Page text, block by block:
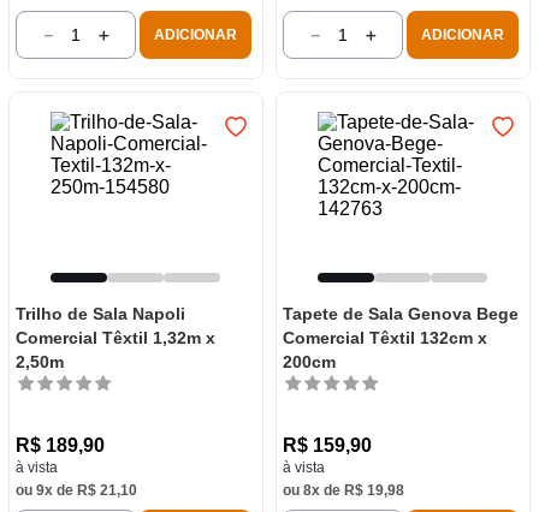
＋
－ ADICIONAR ＋
－ ADICIONAR
Trilho de Sala Napoli
Comercial Têxtil 1,32m x
2,50m
R$ 189,90
à vista
ou 9x de R$ 21,10
Tapete de Sala Genova Bege
Comercial Têxtil 132cm x
200cm
R$ 159,90
à vista
ou 8x de R$ 19,98